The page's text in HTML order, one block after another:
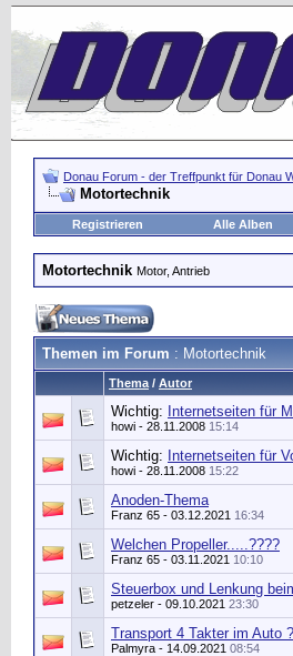
Donau Forum - der Treffpunkt für Donau
Motortechnik
Registrieren Alle Alben
Motortechnik Motor, Antrieb
Themen im Forum : Motortechnik
Thema / Autor
Wichtig: Internetseiten für
howi - 28.11.2008 15:14
Wichtig: Internetseiten für
howi - 28.11.2008 15:22
Anoden-Thema
Franz 65 - 03.12.2021 16:34
Welchen Propeller.....????
Franz 65 - 03.11.2021 10:10
Steuerbox und Lenkung
petzeler - 09.10.2021 23:30
Transport 4 Takter im Auto ?
Palmyra - 14.09.2021 08:54